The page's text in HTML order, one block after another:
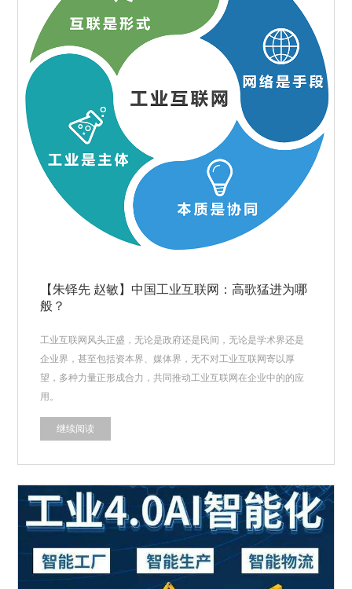
【朱铎先 赵敏】中国工业互联网：高歌猛进为哪
般？
工业互联网风头正盛，无论是政府还是民间，无论是学术界还是
企业界，甚至包括资本界、媒体界，无不对工业互联网寄以厚
望，多种力量正形成合力，共同推动工业互联网在企业中的的应
用。
继续阅读